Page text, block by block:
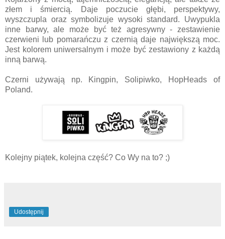
złem i śmiercią. Daje poczucie głębi, perspektywy,
wyszczupla oraz symbolizuje wysoki standard. Uwypukla
inne barwy, ale może być też agresywny - zestawienie
czerwieni lub pomarańczu z czernią daje największą moc.
Jest kolorem uniwersalnym i może być zestawiony z każdą
inną barwą.
Czerni używają np. Kingpin, Solipiwko, HopHeads of
Poland.
Kolejny piątek, kolejna część? Co Wy na to? ;)
Udostępnij